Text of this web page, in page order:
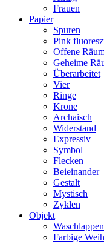
Frauen
Papier
Spuren
Pink
Offene
Geheime
Überarbeitet
Vier
Ringe
Krone
Archaisch
Widerstand
Expressiv
Symbol
Flecken
Beieinander
Gestalt
Mystisch
Zyklen
Objekt
Waschlappen
Farbige